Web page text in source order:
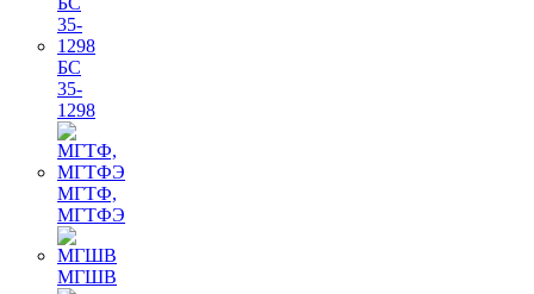
БС
35-
1298
МГТФ,
МГТФЭ
МГШВ